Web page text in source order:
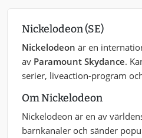
Nickelodeon (SE)
Nickelodeon är en
av Paramount Skydance.
serier, liveaction-program
Om Nickelodeon
Nickelodeon är en av
barnkanaler och sänder